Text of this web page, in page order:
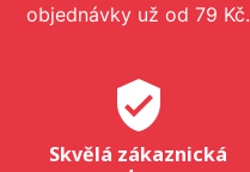
objednávky už od 79 Kč.
verified_user
Skvělá zákaznická